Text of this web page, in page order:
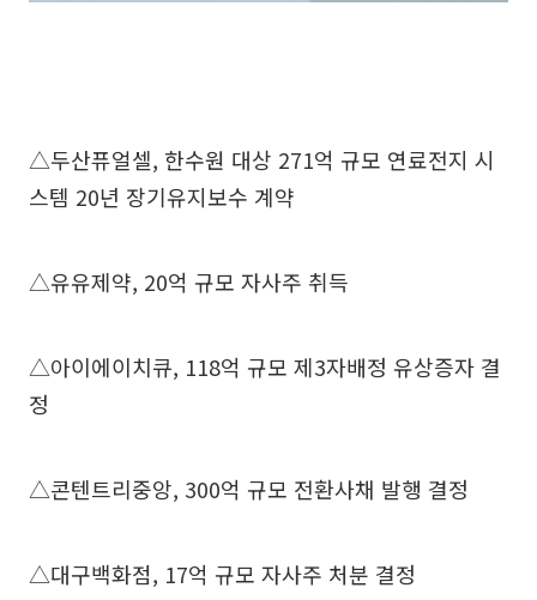
△두산퓨얼셀, 한수원 대상 271억 규모 연료전지 시
스템 20년 장기유지보수 계약
△유유제약, 20억 규모 자사주 취득
△아이에이치큐, 118억 규모 제3자배정 유상증자 결
정
△콘텐트리중앙, 300억 규모 전환사채 발행 결정
△대구백화점, 17억 규모 자사주 처분 결정